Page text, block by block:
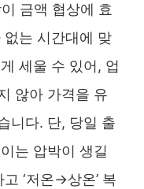
금액 협상에 효
는 시간대에 맞
세울 수 있어, 업
않아 가격을 유
니다. 단, 당일 출
는 압박이 생길
‘저온→상온’ 복